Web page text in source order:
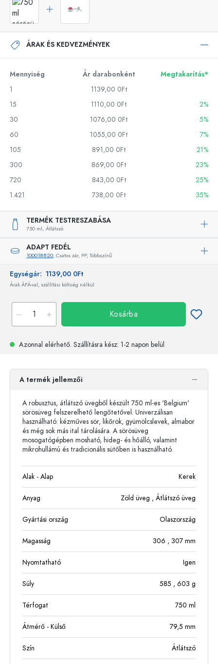
ÁRAK ÉS KEDVEZMÉNYEK
Mennyiség Ár darabonként
Megtakarítás*
1
1139,00 0Ft
15
1110,00 0Ft
2%
30
1076,00 0Ft
5%
60
1055,00 0Ft
7%
105
891,00 0Ft
21%
300
869,00 0Ft
23%
720
843,00 0Ft
25%
1.421
738,00 0Ft 35%
TERMÉK TESTRESZABÁSA
750 ml, Átlátszó
ADAPT FEDÉL
100018820, Csatos zár, PP, Többszínű
Egységár: 1139,00 0Ft
Árak ÁFÁ-val, szállítási költség nélkül
Kosárba
Azonnal elérhető. Szállításra kész: 1-2 napon belül
A termék jellemzői
A robusztus, átlátszó üvegből készült 750 ml-es 'Belgium'
sörösüveg felszerelhető lengőtetővel. Univerzálisan
használható: kézműves sör, likőrök, gyümölcslevek, almabor
és még sok más ital tárolására. A sörösüveg
mosogatógépben mosható, hideg- és hőálló, valamint
mikrohullámú és tradicionális sütőben is használható.
Alak - Alap Kerek
Anyag Zöld üveg , Átlátszó üveg
Gyártási ország Olaszország
Magasság 306 , 307 mm
Nyomtatható Igen
Súly 585 , 603 g
Térfogat 750 ml
Átmérő - Külső 79,5 mm
Szín Átlátszó